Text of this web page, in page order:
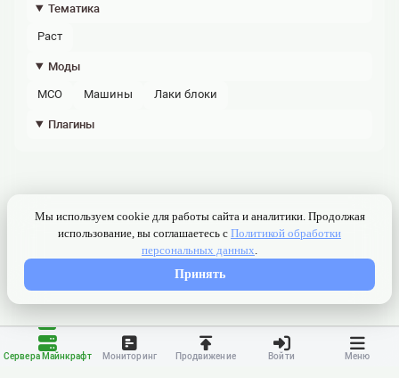
Тематика
раст
Моды
МСО машины лаки блоки
Плагины
Сервера Майнкрафт Мониторинг Продвижение Войти Меню